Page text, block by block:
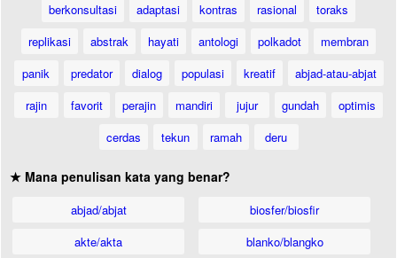
berkonsultasi
adaptasi kontras rasional
toraks
replikasi
abstrak hayati antologi polkadot
membran
panik
predator dialog populasi kreatif
abjad-atau-abjat
rajin
favorit perajin mandiri jujur gundah
optimis
cerdas
tekun ramah deru
★ Mana penulisan kata yang benar?
abjad/abjat
akte/akta
biosfer/biosfir
blanko/blangko